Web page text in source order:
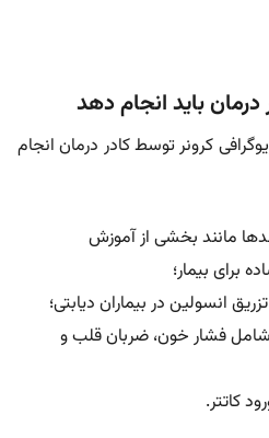
باید انجام دهد
کرونر توسط کادر درمان انجام
مانند بخشی از آموزش
برای بیمار؛
انسولین در بیماران دیابتی؛
فشار خون، ضربان قلب و
کاتتر.